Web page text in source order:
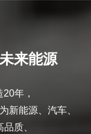
来能源
年，
新能源、汽车、
质、